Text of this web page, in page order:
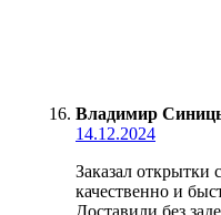
Владимир
14.12.2024
Заказал открытки
качественно и